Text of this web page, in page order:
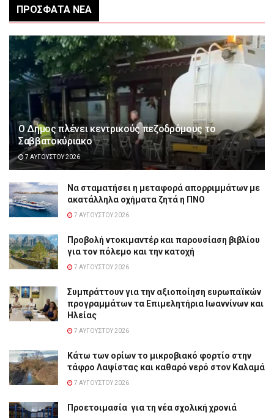
ΠΡΌΣΦΑΤΑ ΝΈΑ
Ο Δήμος πλένει κεντρικούς πεζοδρόμους το
Σαββατοκύριακο
7 ΑΥΓΟΎΣΤΟΥ 2026
Να σταματήσει η μεταφορά απορριμμάτων με
ακατάλληλα οχήματα ζητά η ΠΝΟ
7 ΑΥΓΟΎΣΤΟΥ 2026
Προβολή ντοκιμαντέρ και παρουσίαση βιβλίου
για τον πόλεμο και την κατοχή
7 ΑΥΓΟΎΣΤΟΥ 2026
Συμπράττουν για την αξιοποίηση ευρωπαϊκών
προγραμμάτων τα Επιμελητήρια Ιωαννίνων και
Ηλείας
7 ΑΥΓΟΎΣΤΟΥ 2026
Κάτω των ορίων το μικροβιακό φορτίο στην
τάφρο Λαψίστας και καθαρό νερό στον Καλαμά
7 ΑΥΓΟΎΣΤΟΥ 2026
Προετοιμασία για τη νέα σχολική χρονιά